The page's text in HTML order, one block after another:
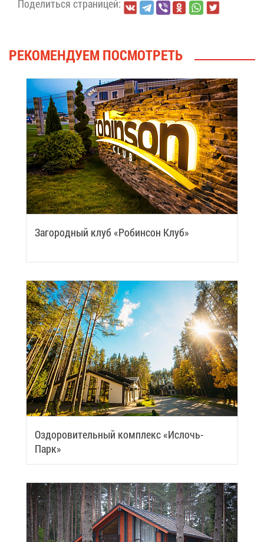
По­де­лить­ся стра­ни­цей:
РЕ­КО­МЕН­ДУ­ЕМ ПО­СМОТ­РЕТЬ
За­го­род­ный клуб «Ро­бин­сон Клуб»
Оздо­ро­ви­тель­ный ком­плекс «Ис­лочь-
Парк»